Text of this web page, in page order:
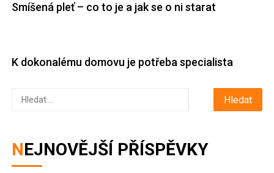
Smíšená pleť – co to je a jak se o ni starat
K dokonalému domovu je potřeba specialista
Vyhledávání
NEJNOVĚJŠÍ PŘÍSPĚVKY